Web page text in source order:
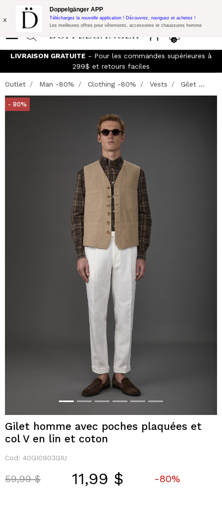
Promo Flash:10% de réduction supplémentaire sur 300$ d'achat
avec le code:
0
x
Doppelgänger APP
Téléchargez la nouvelle application ! Découvrez, naviguez et achetez !
Les meilleures offres pour vêtements, accessoires et chaussures homme
LIVRAISON GRATUITE - Pour les commandes supérieures à
299$ et retours faciles
Outlet Man -80% Clothing -80% Vests Gilet ...
- 80%
Gilet homme avec poches plaquées et
col V en lin et coton
Cod: 40GI0903GIU
Price reduced from
59,99 $to 11,99 $ -80%